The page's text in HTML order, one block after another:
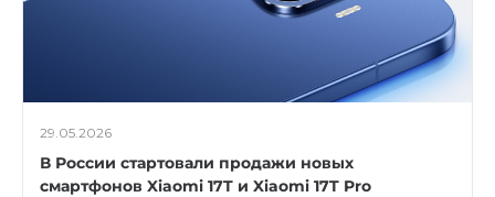
29.05.2026
В России стартовали продажи новых
смартфонов Xiaomi 17T и Xiaomi 17T Pro